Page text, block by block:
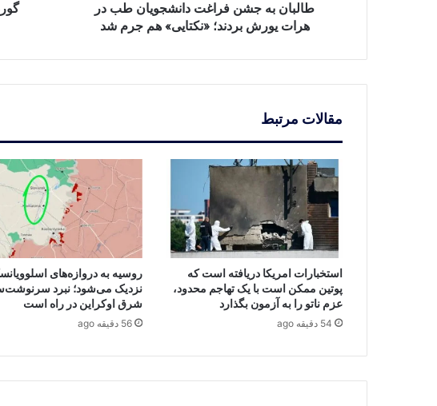
«نکتایی»
جرم
طالبان به جشن فراغت دانشجویان طب در
هرات یورش بردند؛ «نکتایی» هم جرم شد
مقالات مرتبط
استخبارات امریکا دریافته است که
پوتین ممکن است با یک تهاجم محدود،
عزم ناتو را به آزمون بگذارد
54 دقیقه ago
روسیه به دروازه‌های
نزدیک می‌شود؛ نبرد
شرق اوکراین در راه است
56 دقیقه ago